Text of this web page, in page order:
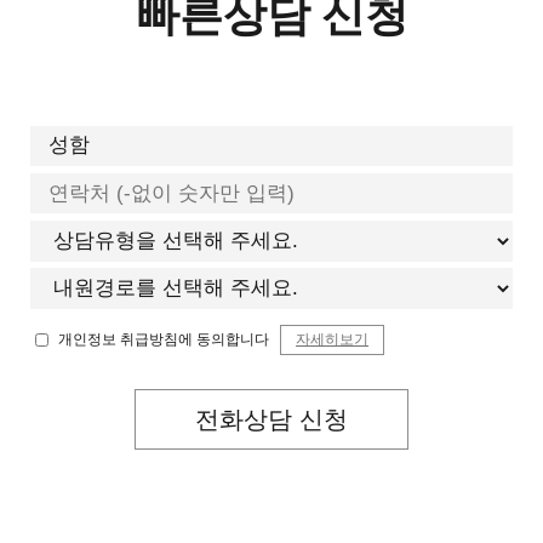
빠른상담 신청
개인정보 취급방침에 동의합니다 자세히보기
전화상담 신청